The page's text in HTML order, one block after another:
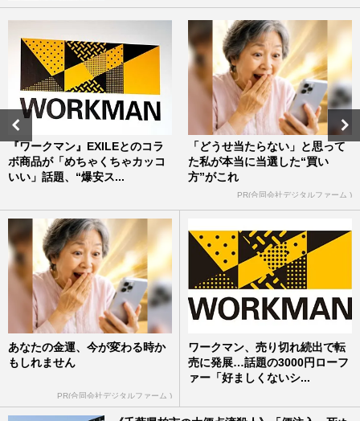
『ワークマン』EXILEとのコラ
ボ商品が「めちゃくちゃカッコ
いい」話題、“爆安ス...
「どうせ当たらない」と思って
た私が本当に当選した“買い
方”がこれ
PR(合同会社デジタルファーム )
あなたの金運、今が変わる時か
もしれません
PR(合同会社デジタルファーム )
ワークマン、売り切れ続出で転
売に発展…話題の3000円ローフ
ァー「好ましくないシ...